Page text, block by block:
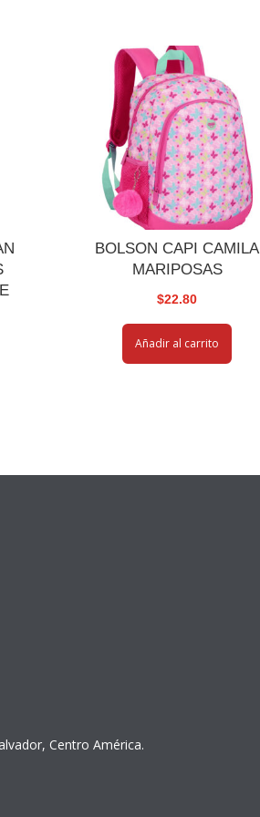
BOLSON CAPI CAMILA
MARIPOSAS
$22.80
Añadir al carrito
Centro América.